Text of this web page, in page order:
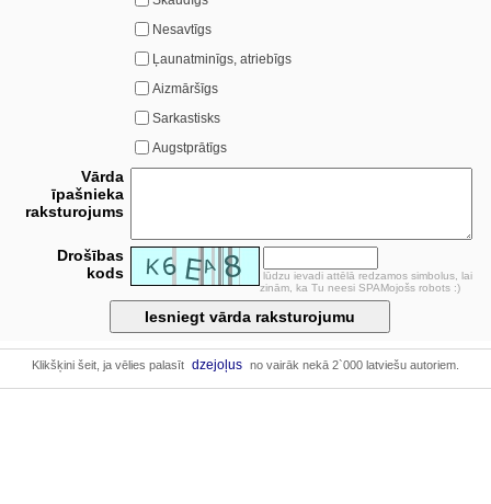
Nesavtīgs
Ļaunatminīgs, atriebīgs
Aizmāršīgs
Sarkastisks
Augstprātīgs
Vārda
īpašnieka
raksturojums
Drošības
kods
lūdzu ievadi attēlā redzamos simbolus, lai
zinām, ka Tu neesi SPAMojošs robots :)
Klikšķini šeit, ja vēlies palasīt dzejoļus no vairāk nekā 2`000 latviešu autoriem.